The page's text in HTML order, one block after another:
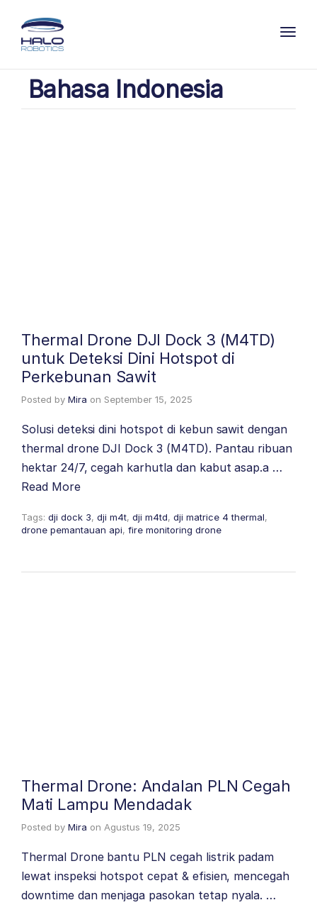
Bahasa Indonesia
Thermal Drone DJI Dock 3 (M4TD)
untuk Deteksi Dini Hotspot di
Perkebunan Sawit
Posted by Mira on September 15, 2025
Solusi deteksi dini hotspot di kebun sawit dengan
thermal drone DJI Dock 3 (M4TD). Pantau ribuan
hektar 24/7, cegah karhutla dan kabut asap.a …
Read More
Tags: dji dock 3, dji m4t, dji m4td, dji matrice 4 thermal,
drone pemantauan api, fire monitoring drone
Thermal Drone: Andalan PLN Cegah
Mati Lampu Mendadak
Posted by Mira on Agustus 19, 2025
Thermal Drone bantu PLN cegah listrik padam
lewat inspeksi hotspot cepat & efisien, mencegah
downtime dan menjaga pasokan tetap nyala. …